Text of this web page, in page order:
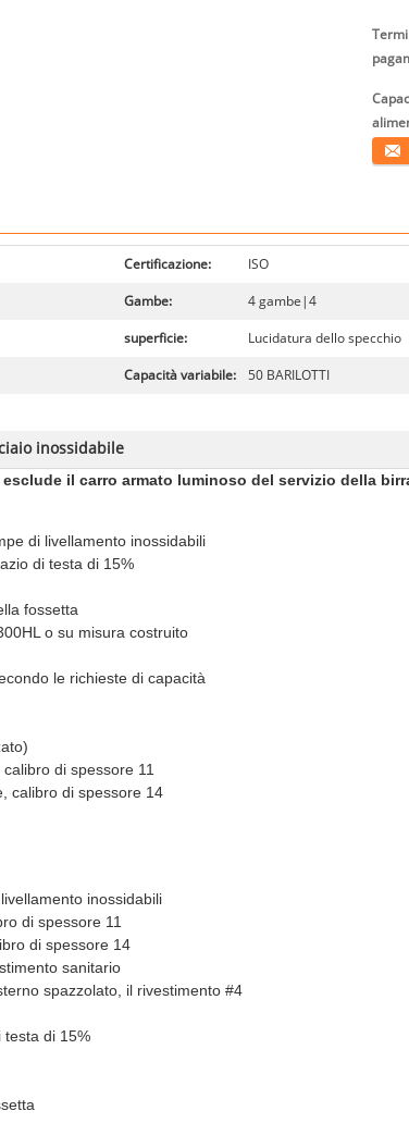
Certificazione: ISO
Gambe: 4 gambe|4
superficie: Lucidatura dello specchio
Capacità variabile: 50 BARILOTTI
inossidabile
il carro armato luminoso del servizio della
di livellamento inossidabili
di testa di 15%
fossetta
o su misura costruito
le richieste di capacità
di spessore 11
calibro di spessore 14
inossidabili
di spessore 11
di spessore 14
sanitario
spazzolato, il rivestimento #4
testa di 15%